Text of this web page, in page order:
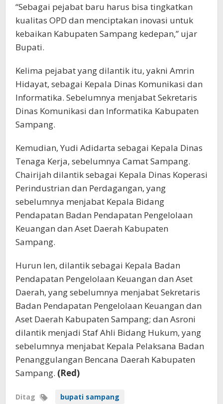
“Sebagai pejabat baru harus bisa tingkatkan
kualitas OPD dan menciptakan inovasi untuk
kebaikan Kabupaten Sampang kedepan,” ujar
Bupati.
Kelima pejabat yang dilantik itu, yakni Amrin
Hidayat, sebagai Kepala Dinas Komunikasi dan
Informatika. Sebelumnya menjabat Sekretaris
Dinas Komunikasi dan Informatika Kabupaten
Sampang.
Kemudian, Yudi Adidarta sebagai Kepala Dinas
Tenaga Kerja, sebelumnya Camat Sampang.
Chairijah dilantik sebagai Kepala Dinas Koperasi
Perindustrian dan Perdagangan, yang
sebelumnya menjabat Kepala Bidang
Pendapatan Badan Pendapatan Pengelolaan
Keuangan dan Aset Daerah Kabupaten
Sampang.
Hurun Ien, dilantik sebagai Kepala Badan
Pendapatan Pengelolaan Keuangan dan Aset
Daerah, yang sebelumnya menjabat Sekretaris
Badan Pendapatan Pengelolaan Keuangan dan
Aset Daerah Kabupaten Sampang; dan Asroni
dilantik menjadi Staf Ahli Bidang Hukum, yang
sebelumnya menjabat Kepala Pelaksana Badan
Penanggulangan Bencana Daerah Kabupaten
Sampang. (Red)
Ditag bupati sampang